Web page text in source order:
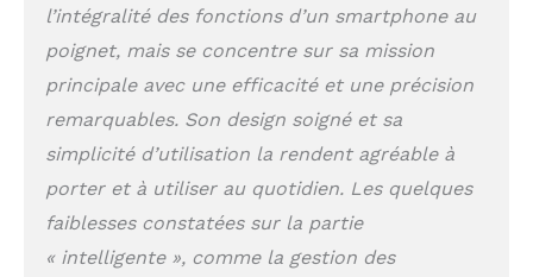
mouvement vous
rappellent de bouger
le corps et incluent
également une
variété d'options de
de montre en métal
avec bracelet en
silicone ; choisissez
entre deux couleurs
du bracelet pour
l’intégralité des fonctions d’un smartphone au
poignet, mais se concentre sur sa mission
principale avec une efficacité et une précision
remarquables. Son design soigné et sa
simplicité d’utilisation la rendent agréable à
porter et à utiliser au quotidien. Les quelques
faiblesses constatées sur la partie
« intelligente », comme la gestion des